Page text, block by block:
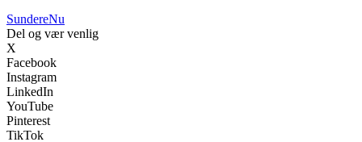
SundereNu
Del og vær venlig
X
Facebook
Instagram
LinkedIn
YouTube
Pinterest
TikTok